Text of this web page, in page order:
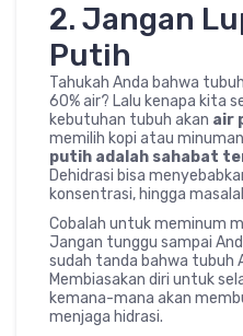
2. Jangan
Putih
Tahukah Anda bahwa
60% air? Lalu kenapa kita
kebutuhan tubuh akan air
memilih kopi atau
putih adalah sahabat
Dehidrasi bisa
konsentrasi, hingga
Cobalah untuk meminum
Jangan tunggu sampai
sudah tanda bahwa tubuh
Membiasakan diri untuk
kemana-mana akan
menjaga hidrasi.